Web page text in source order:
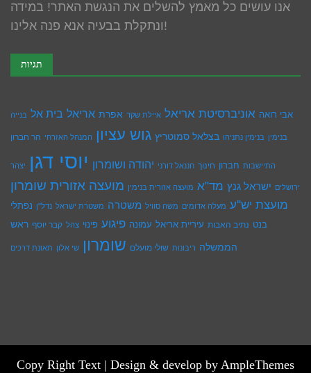
אנו עושים כל מאמץ להשלים את הנגשת האתר! במידה
ונתקלת בבעיה אנא פנה אלינו!
תגיות
אבי רואה אוניברסיטת אריאל איילת שקד אפרת אריאל בית אל בנייה
בנימין בנימין נתניהו בצלאל סמוטריץ גוש עציון המנהל האזרחי הר חברון
התיישבות חברון חינוך חננאל דורני יהודה ושומרון יוסי דגן יצהר
ירושלים ישראל גנץ מד"א מועצה אזורית בנימין מועצה אזורית שומרון
מועצת יש''ע מעלה אדומים משה סוויל משטרה משטרת ישראל נדל''ן נפתלי
בנט נתיב האבות עיריית אריאל עמונה פיגוע פינוי צהל קבר יוסף ראש
הממשלה ריבונות שולי מועלם שומרון שי אלון תאונת דרכים
Copy Right Text | Design & develop by AmpleThemes